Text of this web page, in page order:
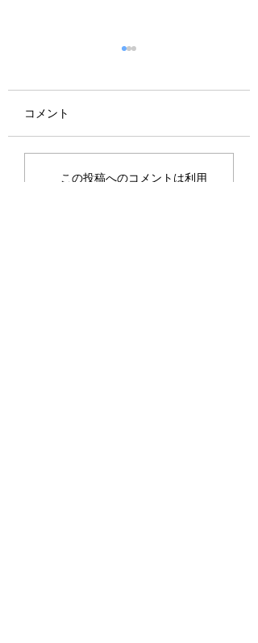
新年のご挨拶
コメント
この投稿へのコメントは利用